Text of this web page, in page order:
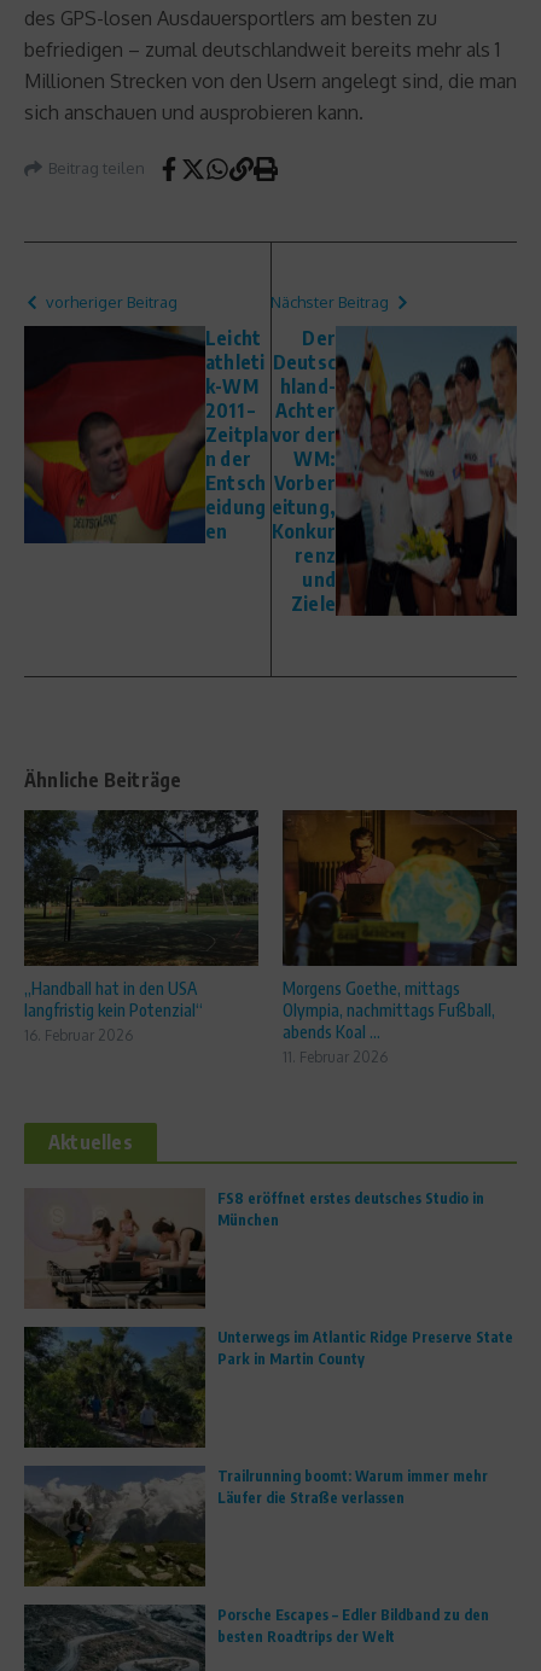
des GPS-losen Ausdauersportlers am besten zu
befriedigen – zumal deutschlandweit bereits mehr als 1
Millionen Strecken von den Usern angelegt sind, die man
sich anschauen und ausprobieren kann.
Beitrag teilen
vorheriger Beitrag
Leicht
athleti
k-WM
2011 –
Zeitpla
n der
Entsch
eidung
en
Nächster Beitrag
Der
Deutsc
hland-
Achter
vor der
WM:
Vorber
eitung,
Konkur
renz
und
Ziele
Ähnliche Beiträge
„Handball hat in den USA
langfristig kein Potenzial“
16. Februar 2026
Morgens Goethe, mittags
Olympia, nachmittags Fußball,
abends Koal ...
11. Februar 2026
Aktuelles
FS8 eröffnet erstes deutsches Studio in
München
Unterwegs im Atlantic Ridge Preserve State
Park in Martin County
Trailrunning boomt: Warum immer mehr
Läufer die Straße verlassen
Porsche Escapes – Edler Bildband zu den
besten Roadtrips der Welt